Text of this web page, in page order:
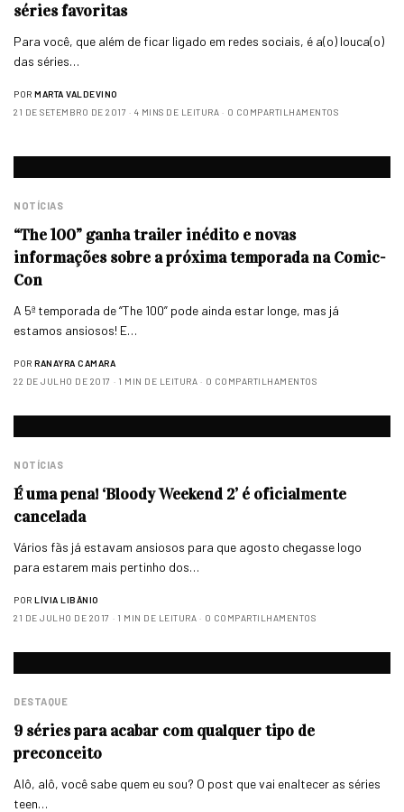
séries favoritas
Para você, que além de ficar ligado em redes sociais, é a(o) louca(o)
das séries…
POR MARTA VALDEVINO
21 DE SETEMBRO DE 2017
4 MINS DE LEITURA 0 COMPARTILHAMENTOS
NOTÍCIAS
“The 100” ganha trailer inédito e novas
informações sobre a próxima temporada na Comic-
Con
A 5ª temporada de “The 100” pode ainda estar longe, mas já
estamos ansiosos! E…
POR RANAYRA CAMARA
22 DE JULHO DE 2017
1 MIN DE LEITURA 0 COMPARTILHAMENTOS
NOTÍCIAS
É uma pena! ‘Bloody Weekend 2’ é oficialmente
cancelada
Vários fãs já estavam ansiosos para que agosto chegasse logo
para estarem mais pertinho dos…
POR LÍVIA LIBÂNIO
21 DE JULHO DE 2017
1 MIN DE LEITURA 0 COMPARTILHAMENTOS
DESTAQUE
9 séries para acabar com qualquer tipo de
preconceito
Alô, alô, você sabe quem eu sou? O post que vai enaltecer as séries
teen…